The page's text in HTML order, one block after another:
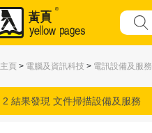
主頁 > 電腦及資訊科技 > 電訊設備及服務
2 結果發現 文件掃描設備及服務